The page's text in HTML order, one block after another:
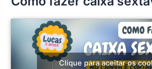
Clique para aceitar os